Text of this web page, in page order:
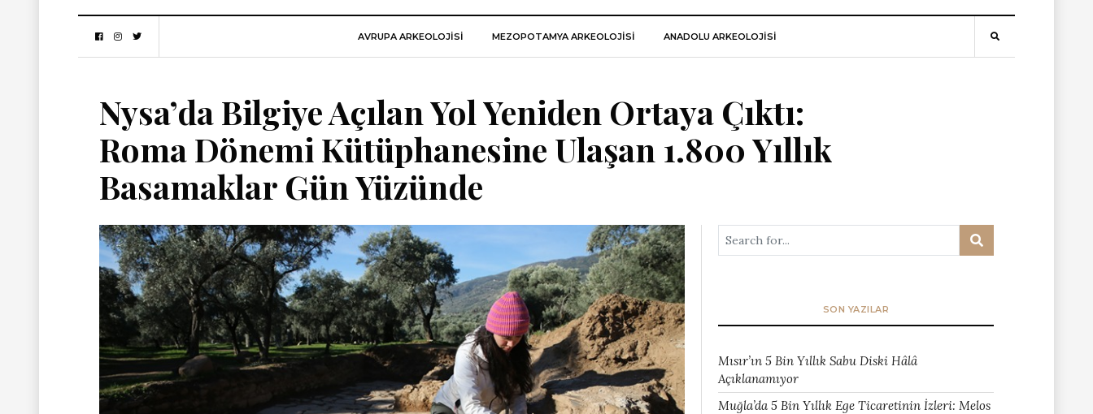
AVRUPA ARKEOLOJISI MEZOPOTAMYA ARKEOLOJISI ANADOLU ARKEOLOJİSİ
Nysa’da Bilgiye Açılan Yol Yeniden Ortaya Çıktı:
Roma Dönemi Kütüphanesine Ulaşan 1.800 Yıllık
Basamaklar Gün Yüzünde
SON YAZILAR
Mısır’ın 5 Bin Yıllık Sabu Diski Hâlâ
Açıklanamıyor
Muğla’da 5 Bin Yıllık Ege Ticaretinin İzleri: Melos